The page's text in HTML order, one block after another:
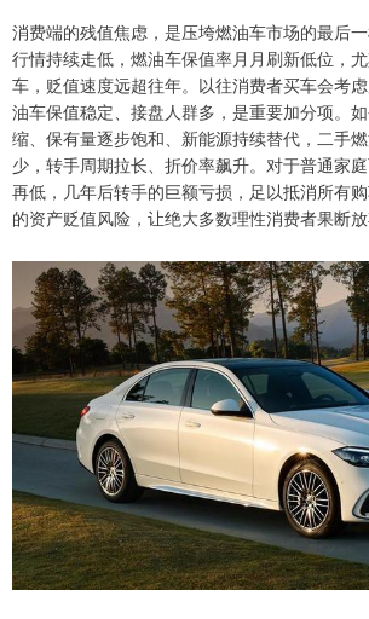
消费端的残值焦虑，是压垮燃油车市场的最后
行情持续走低，燃油车保值率月月刷新低位，
车，贬值速度远超往年。以往消费者买车会考
油车保值稳定、接盘人群多，是重要加分项。
缩、保有量逐步饱和、新能源持续替代，二手
少，转手周期拉长、折价率飙升。对于普通家
再低，几年后转手的巨额亏损，足以抵消所有
的资产贬值风险，让绝大多数理性消费者果断放